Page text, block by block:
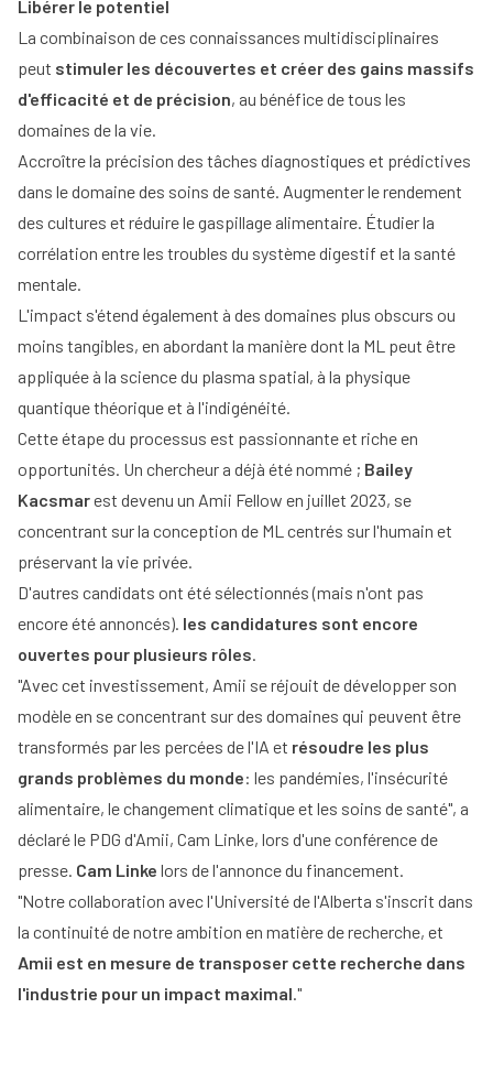
Libérer le potentiel
La combinaison de ces connaissances multidisciplinaires
peut stimuler les découvertes et créer des gains massifs
d'efficacité et de précision, au bénéfice de tous les
domaines de la vie.
Accroître la précision des tâches diagnostiques et prédictives
dans le domaine des soins de santé. Augmenter le rendement
des cultures et réduire le gaspillage alimentaire. Étudier la
corrélation entre les troubles du système digestif et la santé
mentale.
L'impact s'étend également à des domaines plus obscurs ou
moins tangibles, en abordant la manière dont la ML peut être
appliquée à la science du plasma spatial, à la physique
quantique théorique et à l'indigénéité.
Cette étape du processus est passionnante et riche en
opportunités. Un chercheur a déjà été nommé ; Bailey
Kacsmarest devenu un Amii Fellow en juillet 2023, se
concentrant sur la conception de ML centrés sur l'humain et
préservant la vie privée.
D'autres candidats ont été sélectionnés (mais n'ont pas
encore été annoncés). les candidatures sont encore
ouvertes pour plusieurs rôles.
"Avec cet investissement, Amii se réjouit de développer son
modèle en se concentrant sur des domaines qui peuvent être
transformés par les percées de l'IA et résoudre les plus
grands problèmes du monde: les pandémies, l'insécurité
alimentaire, le changement climatique et les soins de santé", a
déclaré le PDG d'Amii, Cam Linke, lors d'une conférence de
presse. Cam Linke lors de l'annonce du financement.
"Notre collaboration avec l'Université de l'Alberta s'inscrit dans
la continuité de notre ambition en matière de recherche, et
Amii est en mesure de transposer cette recherche dans
l'industrie pour un impact maximal."